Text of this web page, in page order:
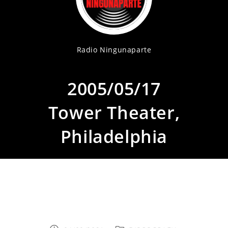
Radio Ningunaparte
2005/05/17
Tower Theater,
Philadelphia